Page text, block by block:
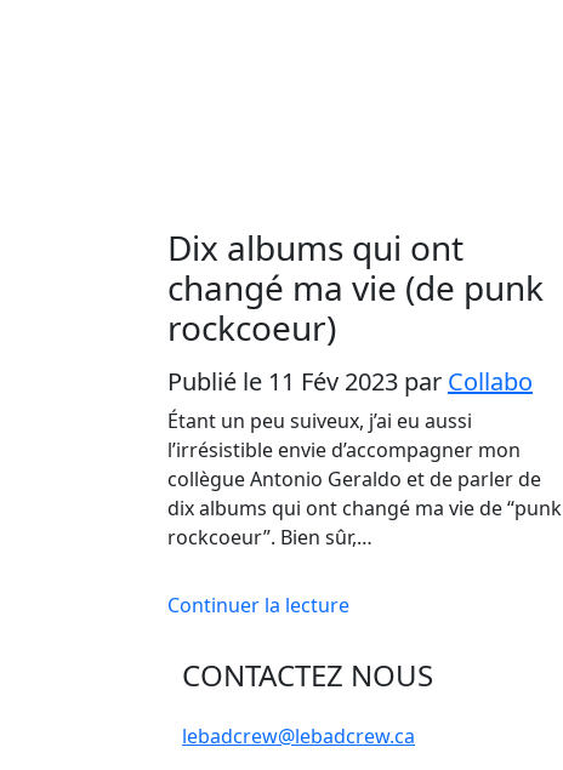
Dix albums qui ont
changé ma vie (de punk
rockcoeur)
Publié le 11 Fév 2023 par Collabo
Étant un peu suiveux, j’ai eu aussi
l’irrésistible envie d’accompagner mon
collègue Antonio Geraldo et de parler de
dix albums qui ont changé ma vie de “punk
rockcoeur”. Bien sûr,…
Continuer la lecture
CONTACTEZ NOUS
lebadcrew@lebadcrew.ca